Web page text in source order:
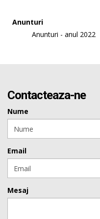
Anunturi
Anunturi - anul 2022
Contacteaza-ne
Nume
Email
Mesaj